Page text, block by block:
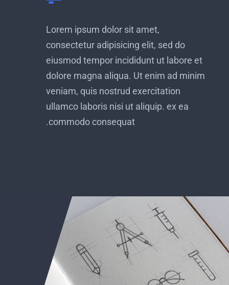
Lorem ipsum dolor sit amet,
consectetur adipisicing elit, sed do
eiusmod tempor incididunt ut labore et
dolore magna aliqua. Ut enim ad minim
veniam, quis nostrud exercitation
ullamco laboris nisi ut aliquip. ex ea
commodo consequat.